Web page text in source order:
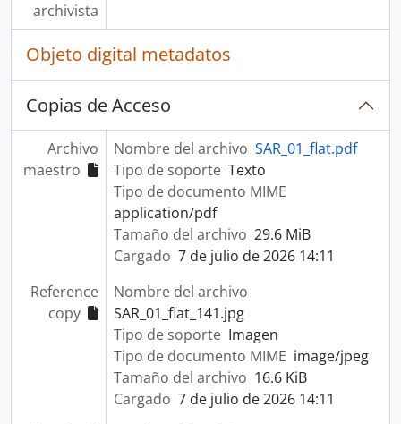
archivista
Objeto digital metadatos
Copias de Acceso
Archivo
maestro
Nombre del archivo SAR_01_flat.pdf
Tipo de soporte Texto
Tipo de documento MIME
application/pdf
Tamaño del archivo 29.6 MiB
Cargado 7 de julio de 2026 14:11
Reference
copy
Nombre del archivo
SAR_01_flat_141.jpg
Tipo de soporte Imagen
Tipo de documento MIME image/jpeg
Tamaño del archivo 16.6 KiB
Cargado 7 de julio de 2026 14:11